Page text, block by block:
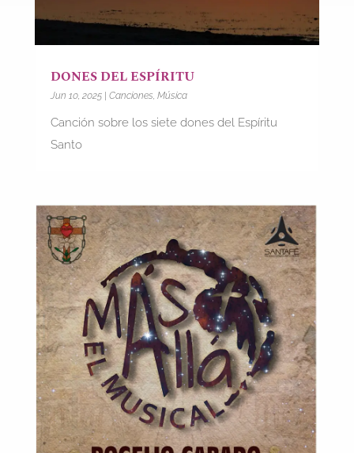
DONES DEL ESPÍRITU
Jun 10, 2025| Canciones, Música
Canción sobre los siete dones del Espíritu
Santo